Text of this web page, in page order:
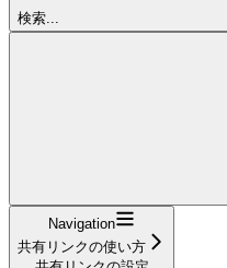
検索...
Navigation
共有リンクの使い方